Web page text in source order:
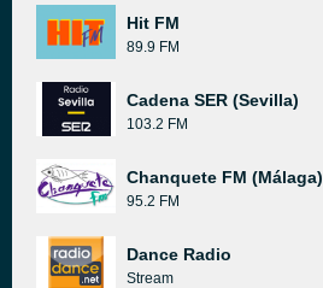
Hit FM
89.9 FM
Cadena SER (Sevilla)
103.2 FM
Chanquete FM (Málaga)
95.2 FM
Dance Radio
Stream